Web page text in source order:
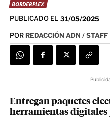
BORDERPLEX
PUBLICADO EL 31/05/2025
POR REDACCIÓN ADN / STAFF
Entregan paquetes
herramientas